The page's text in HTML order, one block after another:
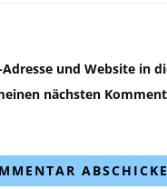
und Website in
nächsten